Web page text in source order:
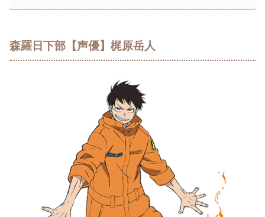
森羅日下部【声優】梶原岳人